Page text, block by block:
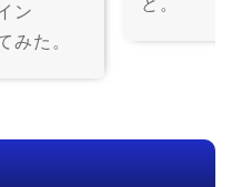
ン
みた。
ど。